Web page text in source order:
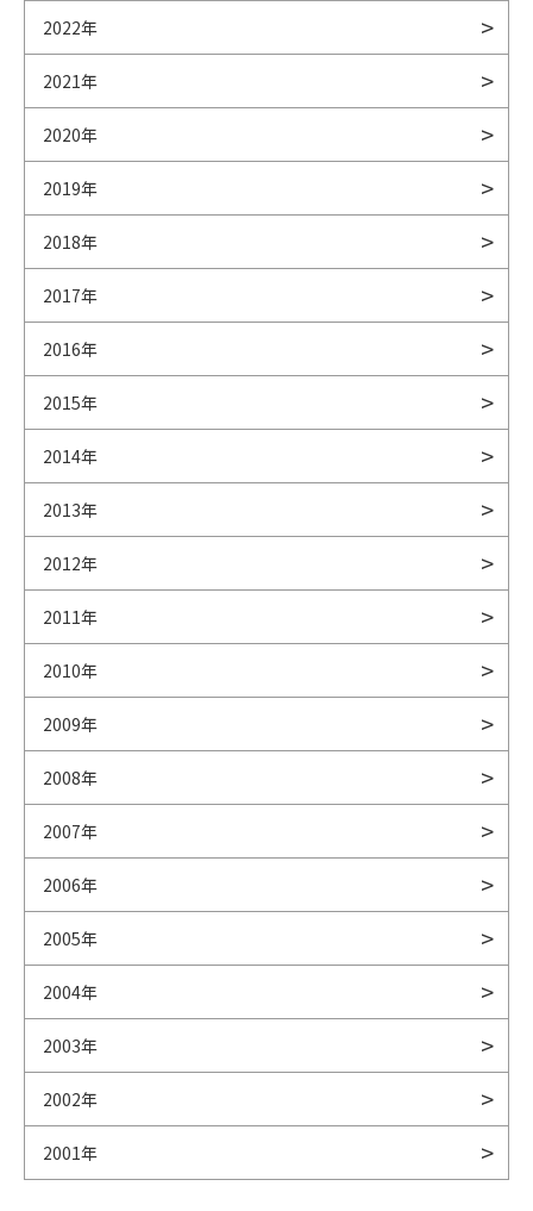
2022年
2021年
2020年
2019年
2018年
2017年
2016年
2015年
2014年
2013年
2012年
2011年
2010年
2009年
2008年
2007年
2006年
2005年
2004年
2003年
2002年
2001年